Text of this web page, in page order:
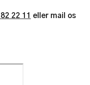
22 11
eller mail os